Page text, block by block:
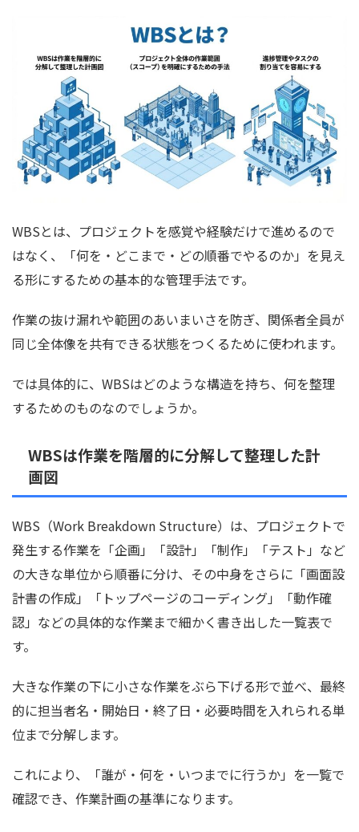
WBSとは、プロジェクトを感覚や経験だけで進めるので
はなく、「何を・どこまで・どの順番でやるのか」を見え
る形にするための基本的な管理手法です。
作業の抜け漏れや範囲のあいまいさを防ぎ、関係者全員が
同じ全体像を共有できる状態をつくるために使われます。
では具体的に、WBSはどのような構造を持ち、何を整理
するためのものなのでしょうか。
WBSは作業を階層的に分解して整理した計
画図
WBS（Work Breakdown Structure）は、プロジェクトで
発生する作業を「企画」「設計」「制作」「テスト」など
の大きな単位から順番に分け、その中身をさらに「画面設
計書の作成」「トップページのコーディング」「動作確
認」などの具体的な作業まで細かく書き出した一覧表で
す。
大きな作業の下に小さな作業をぶら下げる形で並べ、最終
的に担当者名・開始日・終了日・必要時間を入れられる単
位まで分解します。
これにより、「誰が・何を・いつまでに行うか」を一覧で
確認でき、作業計画の基準になります。